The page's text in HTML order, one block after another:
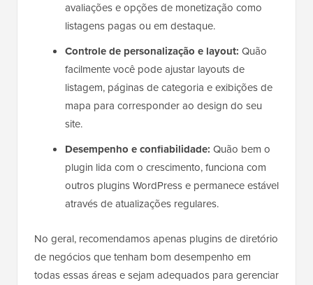
avaliações e opções de monetização como
listagens pagas ou em destaque.
Controle de personalização e layout: Quão
facilmente você pode ajustar layouts de
listagem, páginas de categoria e exibições de
mapa para corresponder ao design do seu
site.
Desempenho e confiabilidade: Quão bem o
plugin lida com o crescimento, funciona com
outros plugins WordPress e permanece estável
através de atualizações regulares.
No geral, recomendamos apenas plugins de diretório
de negócios que tenham bom desempenho em
todas essas áreas e sejam adequados para gerenciar